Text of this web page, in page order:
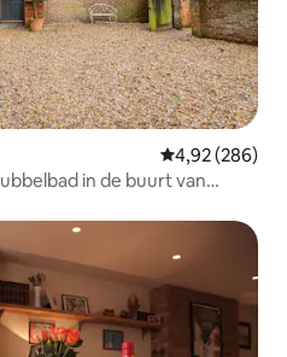
Gemiddelde
4,92 (286)
in de buurt van